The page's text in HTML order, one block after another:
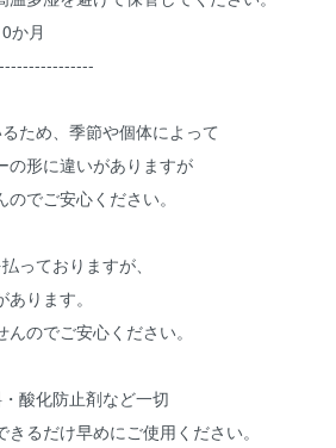
か月
ため、季節や個体によって
の形に違いがありますが
でご安心ください。
っておりますが、
ります。
のでご安心ください。
酸化防止剤など一切
るだけ早めにご使用ください。